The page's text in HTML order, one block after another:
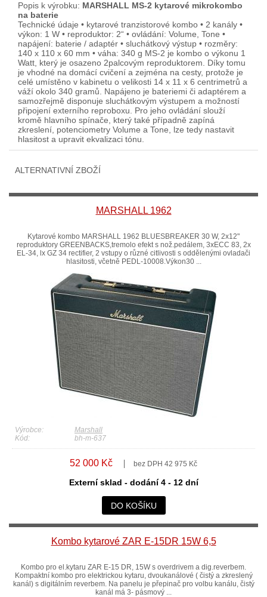
Popis k výrobku: MARSHALL MS-2 kytarové mikrokombo
na baterie
Technické údaje • kytarové tranzistorové kombo • 2 kanály •
výkon: 1 W • reproduktor: 2“ • ovládání: Volume, Tone •
napájení: baterie / adaptér • sluchátkový výstup • rozměry:
140 x 110 x 60 mm • váha: 340 g MS-2 je kombo o výkonu 1
Watt, který je osazeno 2palcovým reproduktorem. Díky tomu
je vhodné na domácí cvičení a zejména na cesty, protože je
celé umístěno v kabinetu o velikosti 14 x 11 x 6 centrimetrů a
váží okolo 340 gramů. Napájeno je bateriemi či adaptérem a
samozřejmě disponuje sluchátkovým výstupem a možností
připojení externího reproboxu. Pro jeho ovládání slouží
kromě hlavního spínače, který také případně zapíná
zkreslení, potenciometry Volume a Tone, lze tedy nastavit
hlasitost a upravit ekvalizaci tónu.
ALTERNATIVNÍ ZBOŽÍ
MARSHALL 1962
Kytarové kombo MARSHALL 1962 BLUESBREAKER 30 W, 2x12"
reproduktory GREENBACKS,tremolo efekt s nož.pedálem, 3xECC 83, 2x
EL-34, lx GZ 34 rectifier, 2 vstupy o různé citlivosti s oddělenými ovladači
hlasitosti, včetně PEDL-10008.Výkon30 ...
Výrobce:
Marshall
Kód:
bh-m-637
52 000 Kč bez DPH 42 975 Kč
Externí sklad - dodání 4 - 12 dní
DO KOŠÍKU
Kombo kytarové ZAR E-15DR 15W 6,5
Kombo pro el.kytaru ZAR E-15 DR, 15W s overdrivem a dig.reverbem.
Kompaktní kombo pro elektrickou kytaru, dvoukanálové ( čistý a zkreslený
kanál) s digitálním reverbem. Na panelu je přepinač pro volbu kanálu, čistý
kanál má 3- pásmový ...